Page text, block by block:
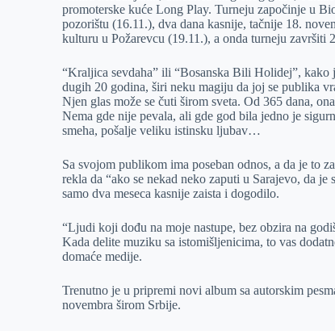
r
n
A
p
p
i
l
promoterske kuće Long Play. Turneju započinje u
pozorištu (16.11.), dva dana kasnije, tačnije 18.
kulturu u Požarevcu (19.11.), a onda turneju završiti
“Kraljica sevdaha” ili “Bosanska Bili Holidej”,
dugih 20 godina, širi neku magiju da joj se publika
Njen glas može se čuti širom sveta. Od 365 dana,
Nema gde nije pevala, ali gde god bila jedno je
smeha, pošalje veliku istinsku ljubav…
Sa svojom publikom ima poseban odnos, a da je to
rekla da “ako se nekad neko zaputi u Sarajevo, da
samo dva meseca kasnije zaista i dogodilo.
“Ljudi koji dođu na moje nastupe, bez obzira na
Kada delite muziku sa istomišljenicima, to vas
domaće medije.
Trenutno je u pripremi novi album sa autorskim
novembra širom Srbije.